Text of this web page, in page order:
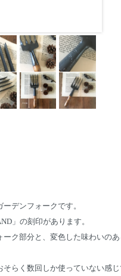
デンフォークです。
」の刻印があります。
ク部分と、変色した味わいの
らく数回しか使っていない感